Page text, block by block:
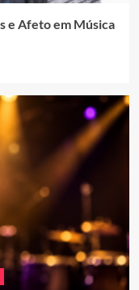
e Afeto em Música